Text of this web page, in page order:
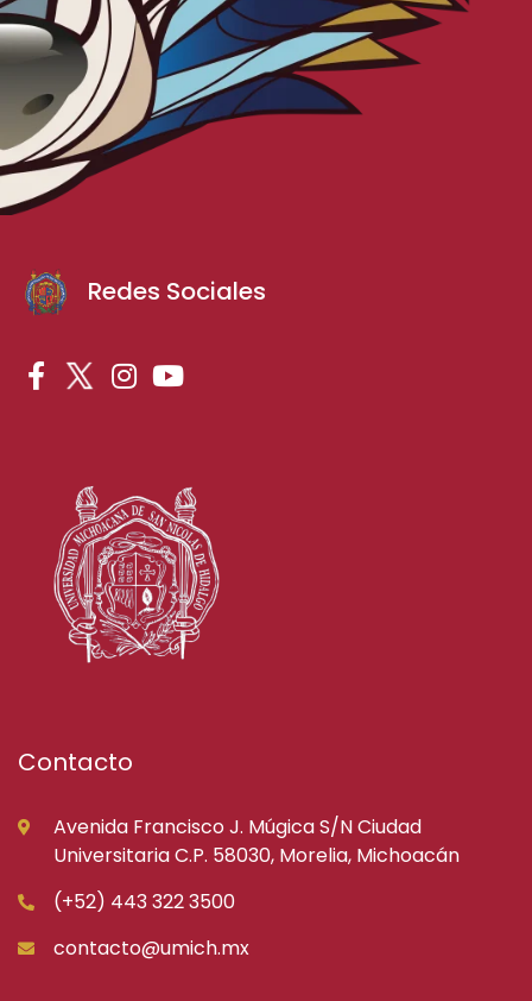
Redes Sociales
Contacto
Avenida Francisco J. Múgica S/N Ciudad
Universitaria C.P. 58030, Morelia, Michoacán
(+52) 443 322 3500
contacto@umich.mx